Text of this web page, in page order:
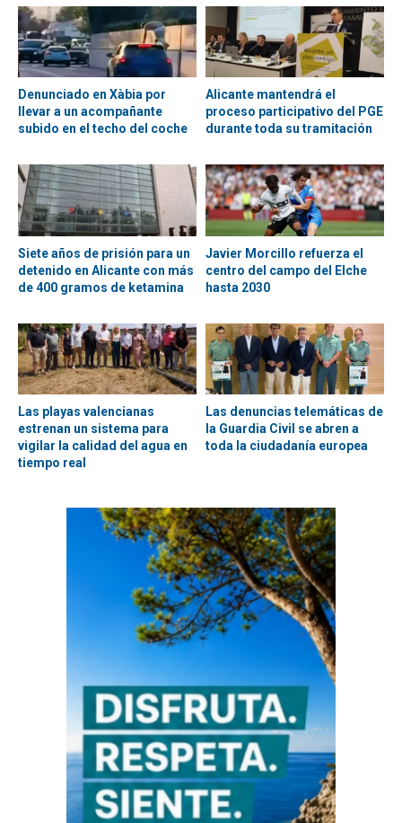
Denunciado en Xàbia por
llevar a un acompañante
subido en el techo del coche
Alicante mantendrá el
proceso participativo del PGE
durante toda su tramitación
Siete años de prisión para un
detenido en Alicante con más
de 400 gramos de ketamina
Javier Morcillo refuerza el
centro del campo del Elche
hasta 2030
Las playas valencianas
estrenan un sistema para
vigilar la calidad del agua en
tiempo real
Las denuncias telemáticas de
la Guardia Civil se abren a
toda la ciudadanía europea